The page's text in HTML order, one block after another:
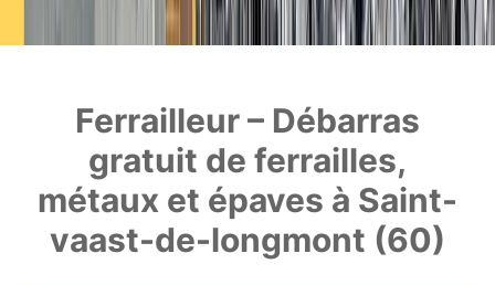
Ferrailleur – Débarras
gratuit de ferrailles,
métaux et épaves à Saint-
vaast-de-longmont (60)